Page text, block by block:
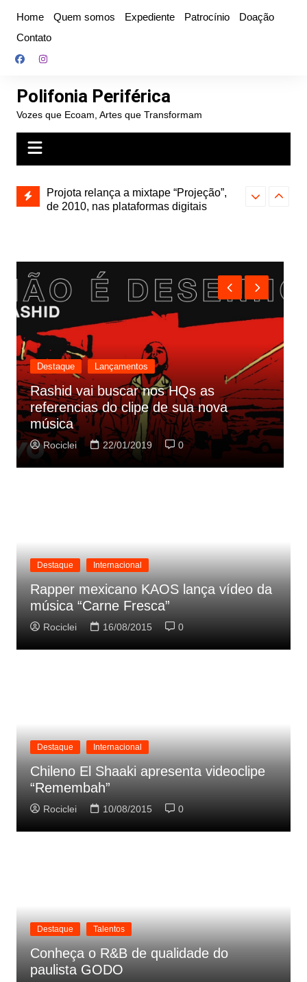
conteúdo
Home Quem somos Expediente Patrocínio
Doação
Contato
Polifonia Periférica
Vozes que Ecoam, Artes que Transformam
e abre
autoral,
Projota relança a mixtape “Projeção”,
de 2010, nas plataformas digitais
Farofa
Destaque Lançamentos
Rashid vai buscar nos HQs as
referencias do clipe de sua nova
música
Rociclei 22/01/2019 0
Destaque Internacional
Rapper mexicano KAOS lança vídeo da
música “Carne Fresca”
Rociclei 16/08/2015 0
Destaque Internacional
Chileno El Shaaki apresenta videoclipe
“Remembah”
Rociclei 10/08/2015 0
Destaque Talentos
Conheça o R&B de qualidade do
paulista GODO